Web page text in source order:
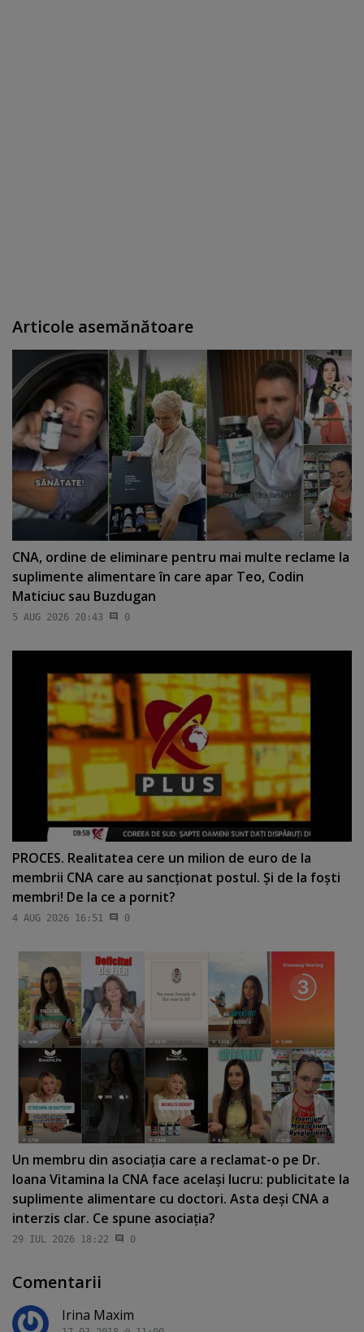
Articole asemănătoare
CNA, ordine de eliminare pentru mai multe reclame la
suplimente alimentare în care apar Teo, Codin
Maticiuc sau Buzdugan
5 AUG 2026 20:43 0
PROCES. Realitatea cere un milion de euro de la
membrii CNA care au sancţionat postul. Şi de la foşti
membri! De la ce a pornit?
4 AUG 2026 16:51 0
Un membru din asociaţia care a reclamat-o pe Dr.
Ioana Vitamina la CNA face acelaşi lucru: publicitate la
suplimente alimentare cu doctori. Asta deşi CNA a
interzis clar. Ce spune asociaţia?
29 IUL 2026 18:22 0
Comentarii
Irina Maxim